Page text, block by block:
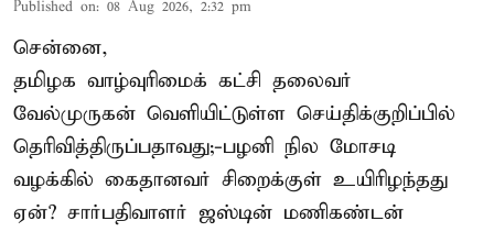
Published on: 08 Aug 2026, 2:32 pm
சென்னை,
தமிழக வாழ்வுரிமைக் கட்சி தலைவர்
வேல்முருகன் வெளியிட்டுள்ள செய்திக்குறிப்பில்
தெரிவித்திருப்பதாவது;-பழனி நில மோசடி
வழக்கில் கைதானவர் சிறைக்குள் உயிரிழந்தது
ஏன்? சார்பதிவாளர் ஜஸ்டின் மணிகண்டன்